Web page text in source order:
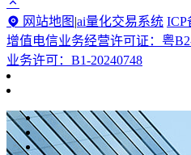
网站地图 |ai量化交易系统 ICP
增值电信业务经营许可证：粤
业务许可：B1-20240748